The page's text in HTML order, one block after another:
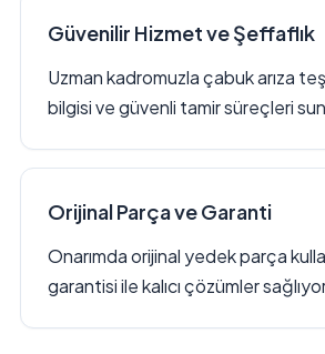
Güvenilir Hizmet ve Şeffaflık
Uzman kadromuzla çabuk arıza
bilgisi ve güvenli tamir süreçleri
Orijinal Parça ve Garanti
Onarımda orijinal yedek parça
garantisi ile kalıcı çözümler